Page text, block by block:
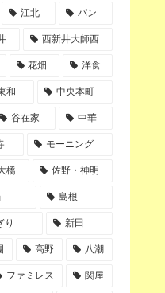
江北 パン
西新井大師西
花畑 洋食
和 中央本町
谷在家 中華
モーニング
橋 佐野・神明
島根
り 新田
高野 八潮
ファミレス 関屋